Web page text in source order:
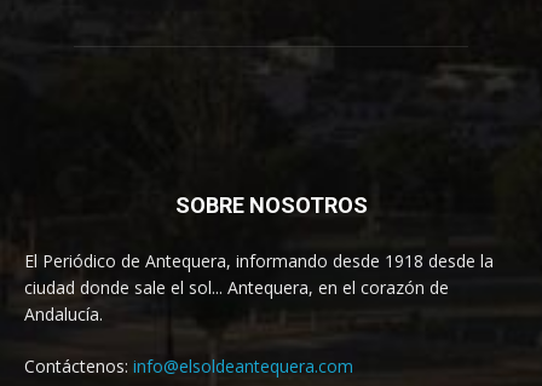
SOBRE NOSOTROS
El Periódico de Antequera, informando desde 1918 desde la
ciudad donde sale el sol... Antequera, en el corazón de
Andalucía.
Contáctenos: info@elsoldeantequera.com